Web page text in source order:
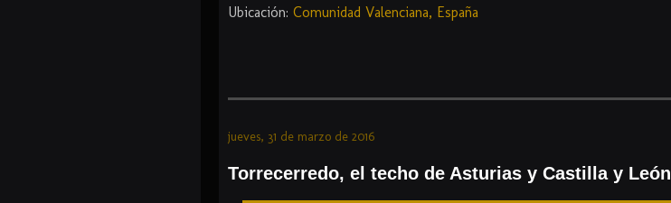
Ubicación: Comunidad Valenciana, España
jueves, 31 de marzo de 2016
Torrecerredo, el techo de Asturias y Castilla y León